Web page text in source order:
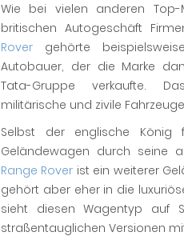
Wie bei vielen anderen
britischen Autogeschäft
Rover gehörte
Autobauer, der die Marke
Tata-Gruppe verkaufte.
militärische und zivile
Selbst der englische
Geländewagen durch seine
Range Rover ist ein weiterer
gehört aber eher in die
sieht diesen Wagentyp auf
straßentauglichen Versionen